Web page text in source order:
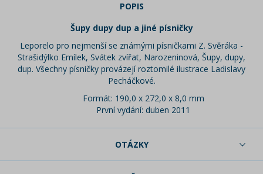
POPIS
Šupy dupy dup a jiné písničky
Leporelo pro nejmenší se známými písničkami Z. Svěráka -
Strašidýlko Emílek, Svátek zvířat, Narozeninová, Šupy, dupy,
dup. Všechny písničky provázejí roztomilé ilustrace Ladislavy
Pecháčkové.
Formát: 190,0 x 272,0 x 8,0 mm
První vydání: duben 2011
OTÁZKY